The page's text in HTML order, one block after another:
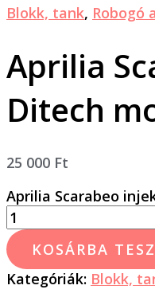
Blokk, tank, Robogó
Aprilia
Ditech
25 000 Ft
Aprilia Scarabeo
KOSÁRBA
Kategóriák: Blokk,